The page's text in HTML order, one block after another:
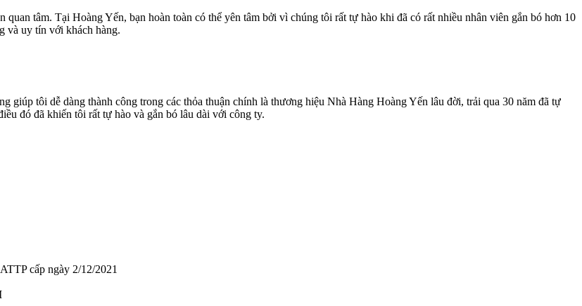
tâm. Tại Hoàng Yến, bạn hoàn toàn có thể yên tâm bởi vì chúng tôi rất tự hào khi đã có rất nhiều nhân viên gắn bó hơn 10
và uy tín với khách hàng.
giúp tôi dễ dàng thành công trong các thỏa thuận chính là thương hiệu Nhà Hàng Hoàng Yến lâu đời, trải qua 30 năm đã tự
đó đã khiến tôi rất tự hào và gắn bó lâu dài với công ty.
cấp ngày 2/12/2021